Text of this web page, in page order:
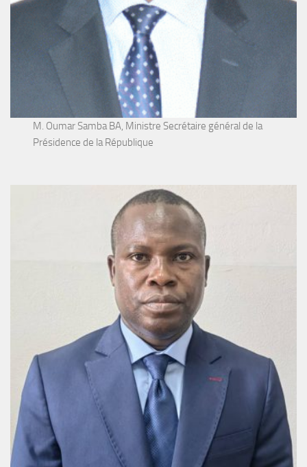
M. Oumar Samba BA, Ministre Secrétaire général de la
Présidence de la République